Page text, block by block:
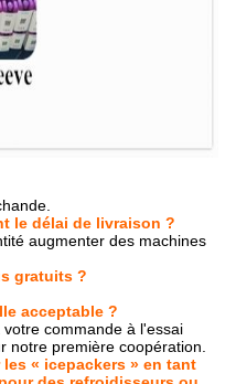
le délai de livraison ?
augmenter des machines
gratuits ?
acceptable ?
commande à l'essai
notre première coopération.
« icepackers » en tant